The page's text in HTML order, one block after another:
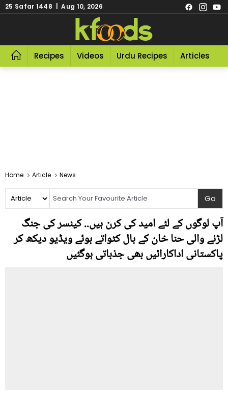
25 Safar 1448 | Aug 10, 2026
Recipes Videos Urdu Recipes Articles
Home Article News
آپ لوگوں کے لئے امید کی کرن ہیں.. کینسر کی جنگ
لڑنے والی حنا خان کے بال کٹواتے ہوئے ویڈیو دیکھ کر
پاکستانی اداکارائیں بھی جذباتی ہوگئیں